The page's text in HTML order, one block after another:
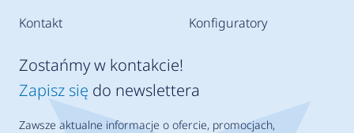
Kontakt Konfiguratory
Zostańmy w kontakcie!
Zapisz się do newslettera
Zawsze aktualne informacje o ofercie, promocjach,